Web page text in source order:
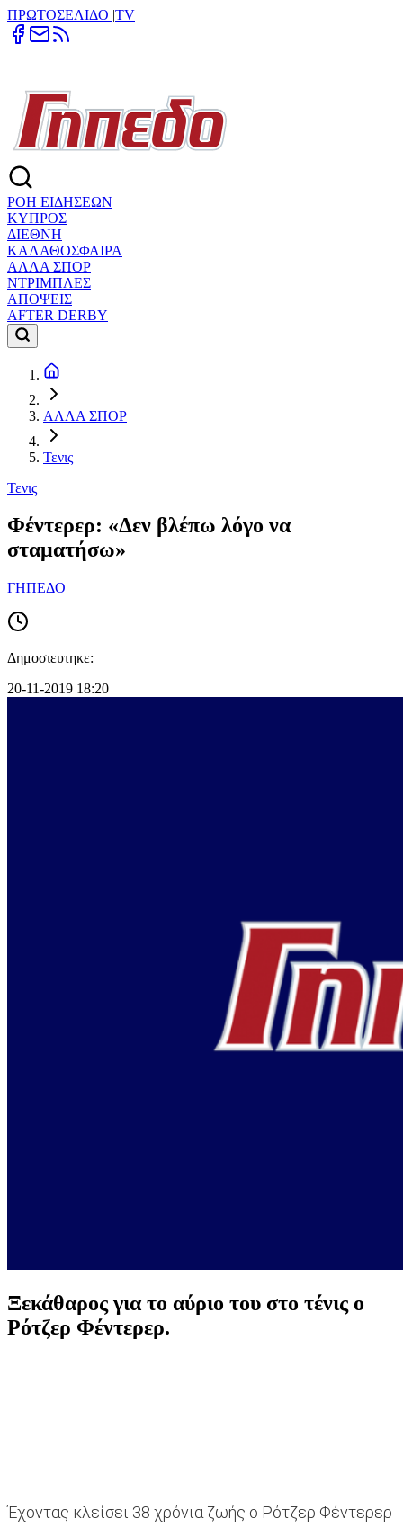
ΠΡΩΤΟΣΕΛΙΔΟ |TV
ΡΟΗ ΕΙΔΗΣΕΩΝ
ΚΥΠΡΟΣ
ΔΙΕΘΝΗ
ΚΑΛΑΘΟΣΦΑΙΡΑ
ΑΛΛΑ ΣΠΟΡ
ΝΤΡΙΜΠΛΕΣ
ΑΠΟΨΕΙΣ
AFTER DERBY
ΑΛΛΑ ΣΠΟΡ
Τενις
Τενις
Φέντερερ: «Δεν βλέπω λόγο να
σταματήσω»
ΓΗΠΕΔΟ
Δημοσιευτηκε:
20-11-2019 18:20
Ξεκάθαρος για το αύριο του στο τένις ο
Ρότζερ Φέντερερ.
Έχοντας κλείσει 38 χρόνια ζωής ο Ρότζερ Φέντερερ